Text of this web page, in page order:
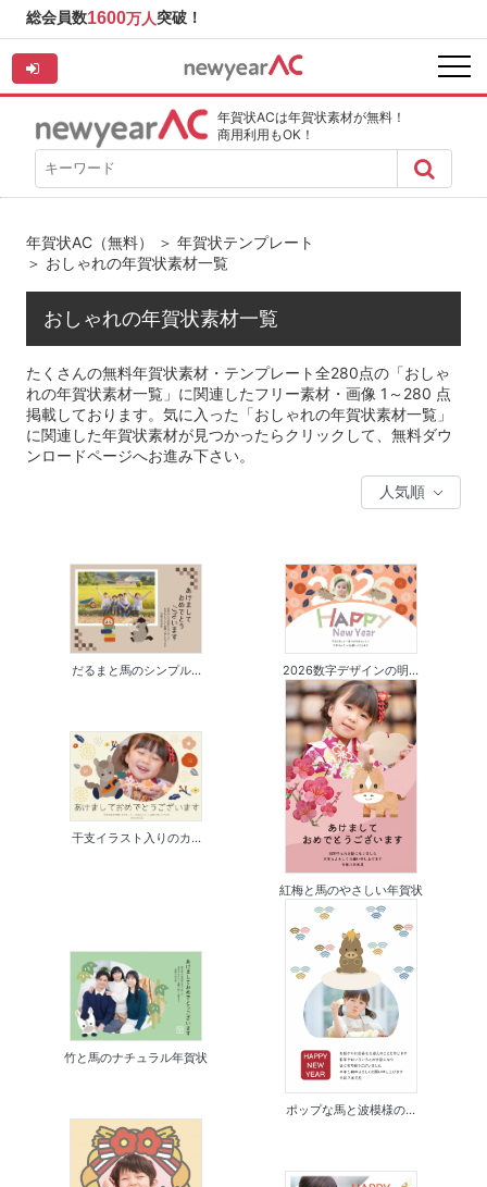
総会員数1600万人突破！
年賀状ACは年賀状素材が無料！
商用利用もOK！
年賀状AC（無料） ＞ 年賀状テンプレート
＞ おしゃれの年賀状素材一覧
おしゃれの年賀状素材一覧
たくさんの無料年賀状素材・テンプレート全280点の「おしゃ
れの年賀状素材一覧」に関連したフリー素材・画像 1～280 点
掲載しております。気に入った「おしゃれの年賀状素材一覧」
に関連した年賀状素材が見つかったらクリックして、無料ダウ
ンロードページへお進み下さい。
だるまと馬のシンプル... 2026数字デザインの明...
干支イラスト入りのカ...
紅梅と馬のやさしい年賀状
竹と馬のナチュラル年賀状
ポップな馬と波模様の...